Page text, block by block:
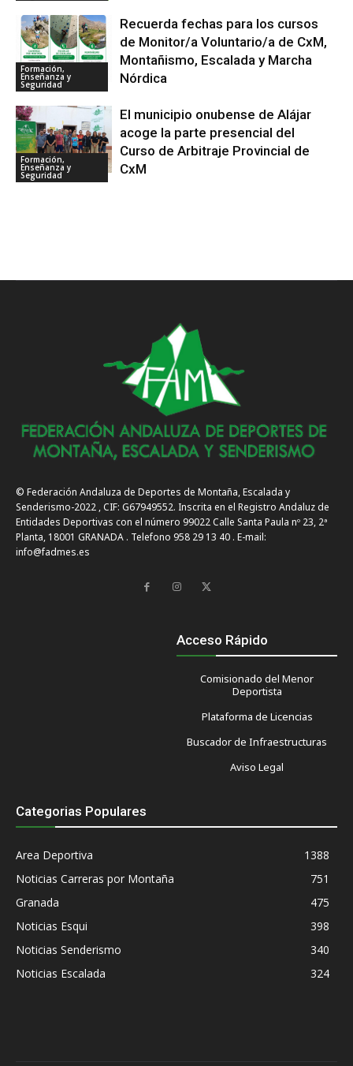
Formación,
Enseñanza y
Seguridad
Recuerda fechas para los cursos
de Monitor/a Voluntario/a de CxM,
Montañismo, Escalada y Marcha
Nórdica
Formación,
Enseñanza y
Seguridad
El municipio onubense de Alájar
acoge la parte presencial del
Curso de Arbitraje Provincial de
CxM
© Federación Andaluza de Deportes de Montaña, Escalada y
Senderismo-2022 , CIF: G67949552. Inscrita en el Registro Andaluz de
Entidades Deportivas con el número 99022 Calle Santa Paula nº 23, 2ª
Planta, 18001 GRANADA . Telefono 958 29 13 40 . E-mail:
info@fadmes.es
Acceso Rápido
Comisionado del Menor
Deportista
Plataforma de Licencias
Buscador de Infraestructuras
Aviso Legal
Categorias Populares
Area Deportiva
1388
Noticias Carreras por Montaña
751
Granada
475
Noticias Esqui
398
Noticias Senderismo
340
Noticias Escalada
324